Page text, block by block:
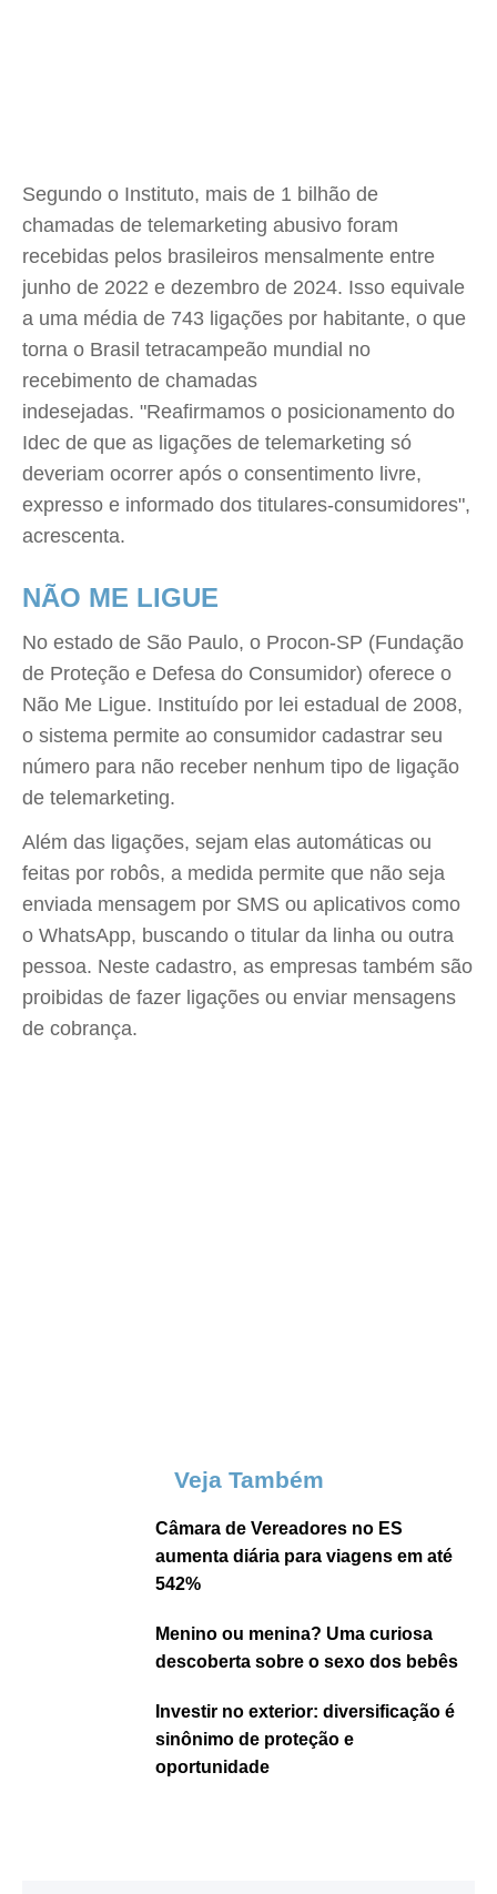
Segundo o Instituto, mais de 1 bilhão de
chamadas de telemarketing abusivo foram
recebidas pelos brasileiros mensalmente entre
junho de 2022 e dezembro de 2024. Isso equivale
a uma média de 743 ligações por habitante, o que
torna o Brasil tetracampeão mundial no
recebimento de chamadas
indesejadas. "Reafirmamos o posicionamento do
Idec de que as ligações de telemarketing só
deveriam ocorrer após o consentimento livre,
expresso e informado dos titulares-consumidores",
acrescenta.
NÃO ME LIGUE
No estado de São Paulo, o Procon-SP (Fundação
de Proteção e Defesa do Consumidor) oferece o
Não Me Ligue. Instituído por lei estadual de 2008,
o sistema permite ao consumidor cadastrar seu
número para não receber nenhum tipo de ligação
de telemarketing.
Além das ligações, sejam elas automáticas ou
feitas por robôs, a medida permite que não seja
enviada mensagem por SMS ou aplicativos como
o WhatsApp, buscando o titular da linha ou outra
pessoa. Neste cadastro, as empresas também são
proibidas de fazer ligações ou enviar mensagens
de cobrança.
Veja Também
Câmara de Vereadores no ES
aumenta diária para viagens em até
542%
Menino ou menina? Uma curiosa
descoberta sobre o sexo dos bebês
Investir no exterior: diversificação é
sinônimo de proteção e
oportunidade